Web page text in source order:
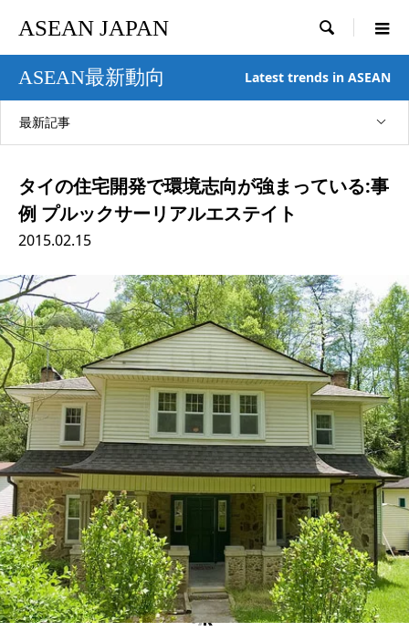
ASEAN JAPAN 
ASEAN最新動向 Latest trends in ASEAN
最新記事
タイの住宅開発で環境志向が強まっている:事
例 プルックサーリアルエステイト
2015.02.15